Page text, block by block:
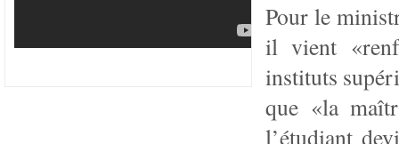
Pour le
il vient
instituts
que «la
l’étudiant